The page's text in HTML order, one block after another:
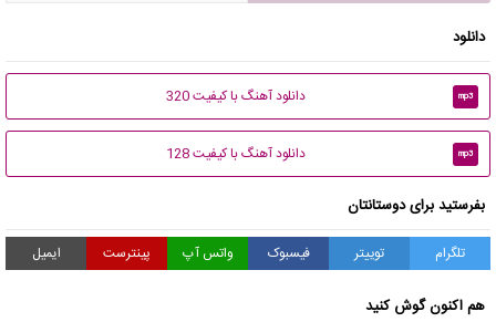
دانلود
mp3 دانلود آهنگ با کیفیت 320
mp3 دانلود آهنگ با کیفیت 128
بفرستید برای دوستانتان
تلگرام توییتر فیسبوک واتس آپ پینترست ایمیل
هم اکنون گوش کنید